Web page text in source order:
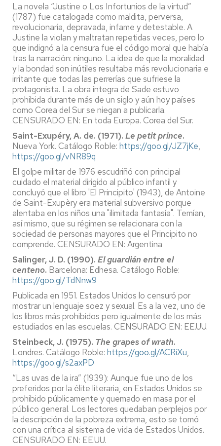
La novela “Justine o Los Infortunios de la virtud”
(1787) fue catalogada como maldita, perversa,
revolucionaria, depravada, infame y detestable. A
Justine la violan y maltratan repetidas veces, pero lo
que indignó a la censura fue el código moral que había
tras la narración: ninguno. La idea de que la moralidad
y la bondad son inútiles resultaba más revolucionaria e
irritante que todas las perrerías que sufriese la
protagonista. La obra íntegra de Sade estuvo
prohibida durante más de un siglo y aún hoy países
como Corea del Sur se niegan a publicarla.
CENSURADO EN: En toda Europa. Corea del Sur.
Saint-Exupéry, A. de. (1971). Le petit prince.
Nueva York. Catálogo Roble: https://goo.gl/JZ7jKe,
https://goo.gl/vNR89q
El golpe militar de 1976 escudriñó con principal
cuidado el material dirigido al público infantil y
concluyó que el libro 'El Principito' (1943), de Antoine
de Saint-Exupèry era material subversivo porque
alentaba en los niños una "ilimitada fantasía". Temían,
así mismo, que su régimen se relacionara con la
sociedad de personas mayores que el Principito no
comprende. CENSURADO EN: Argentina
Salinger, J. D. (1990). El guardián entre el
centeno. Barcelona: Edhesa. Catálogo Roble:
https://goo.gl/TdNnw9
Publicada en 1951. Estados Unidos lo censuró por
mostrar un lenguaje soez y sexual. Es a la vez, uno de
los libros más prohibidos pero igualmente de los más
estudiados en las escuelas. CENSURADO EN: EE.UU.
Steinbeck, J. (1975). The grapes of wrath.
Londres. Catálogo Roble: https://goo.gl/ACRiXu,
https://goo.gl/s2axPD
“Las uvas de la ira” (1939): Aunque fue uno de los
preferidos por la élite literaria, en Estados Unidos se
prohibido públicamente y quemado en masa por el
público general. Los lectores quedaban perplejos por
la descripción de la pobreza extrema, esto se tomó
con una crítica al sistema de vida de Estados Unidos.
CENSURADO EN: EE.UU.